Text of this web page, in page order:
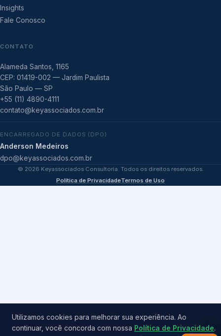
Insights
Fale Conosco
CONTATO
Alameda Santos, 1165
CEP: 01419-002 — Jardim Paulista
São Paulo — SP
+55 (11) 4890-4111
contato@keyassociados.com.br
ENCARREGADO DE DADOS (DPO)
Anderson Medeiros
dpo@keyassociados.com.br
© 2026 Keyassociados Consultoria. Todos os direitos reservados.
Política de PrivacidadeTermos de Uso
Utilizamos cookies para melhorar sua experiência. Ao
continuar, você concorda com nossa Política de Privacidade.